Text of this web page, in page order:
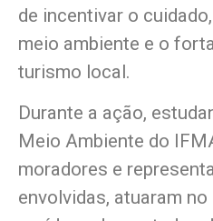
de incentivar o
meio ambiente e o
turismo local.
Durante a ação,
Meio Ambiente do
moradores e
envolvidas, atuaram